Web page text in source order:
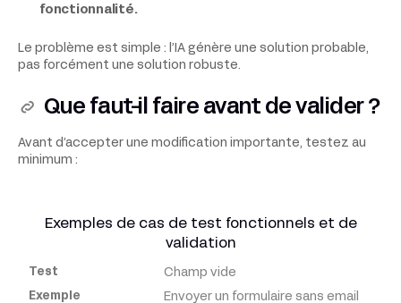
fonctionnalité.
Le problème est simple : l’IA génère une solution probable,
pas forcément une solution robuste.
Que faut-il faire avant de valider ?
Avant d’accepter une modification importante, testez au
minimum :
Exemples de cas de test fonctionnels et de
validation
Test Champ vide
Envoyer un formulaire sans email